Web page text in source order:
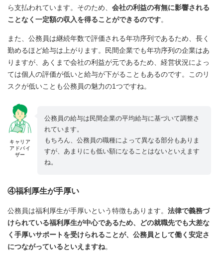
ら支払われています。そのため、 会社の利益の有無に影響される
ことなく一定額の収入を得ることができるのです。
また、公務員は継続年数で評価される年功序列であるため、長く
勤めるほど給与は上がります。民間企業でも年功序列の企業はあ
りますが、あくまで会社の利益が元であるため、経営状況によっ
ては個人の評価が低いと給与が下がることもあるのです。このリ
スクが低いことも公務員の魅力の1つですね。
キャリア
アドバイ
ザー
公務員の給与は民間企業の平均給与に基づいて調整さ
れています。
もちろん、公務員の職種によって異なる部分もありま
すが、あまりにも低い額になることはないといえます
ね。
④福利厚生が手厚い
公務員は福利厚生が手厚いという特徴もあります。 法律で義務づ
けられている福利厚生が中心であるため、どの就職先でも大差な
く手厚いサポートを受けられることが、公務員として働く安定さ
につながっているといえますね。